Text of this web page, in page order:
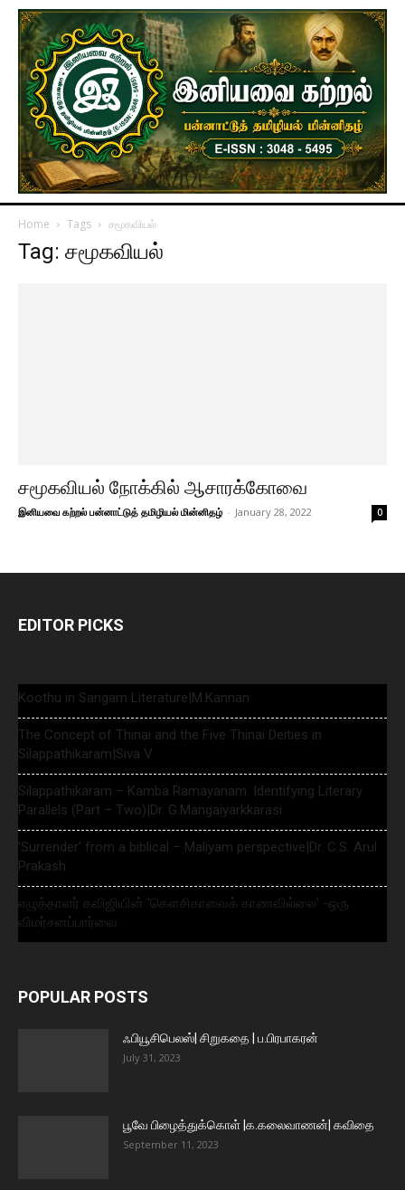
Home Tags சமூகவியல்
Tag: சமூகவியல்
சமூகவியல் நோக்கில் ஆசாரக்கோவை
இனியவை கற்றல் பன்னாட்டுத் தமிழியல் மின்னிதழ் - January 28, 2022 0
EDITOR PICKS
Koothu in Sangam Literature|M.Kannan
The Concept of Thinai and the Five Thinai Deities in
Silappathikaram|Siva V
Silappathikaram – Kamba Ramayanam: Identifying Literary
Parallels (Part – Two)|Dr. G.Mangaiyarkkarasi
‘Surrender’ from a biblical – Maliyam perspective|Dr. C.S. Arul
Prakash
எழுத்தாளர் கவிஜியின் ‘கௌசிகாவைக் காணவில்லை’ -ஒரு
விமர்சனப்பார்வை
POPULAR POSTS
ஃபியூசிபெலஸ்| சிறுகதை | ப.பிரபாகரன்
July 31, 2023
பூவே பிழைத்துக்கொள் |க.கலைவாணன்| கவிதை
September 11, 2023